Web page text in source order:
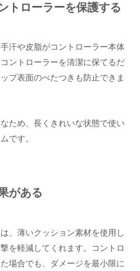
トローラーを保護する
汗や皮脂がコントローラー本体
ントローラーを清潔に保てるだ
プ表面のべたつきも防止できま
ため、長くきれいな状態で使い
です。
がある
、薄いクッション素材を使用し
を軽減してくれます。コントロ
場合でも、ダメージを最小限に